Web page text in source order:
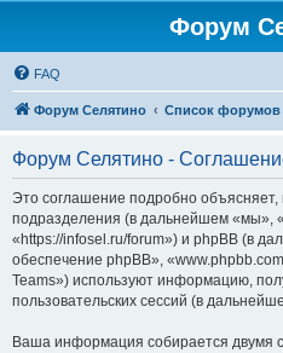
Форум
FAQ
Форум Селятино Список форумов
Форум Селятино -
Это соглашение подробно
подразделения (в дальнейшем «мы»,
«https://infosel.ru/forum») и phpBB (в
обеспечение phpBB»,
Teams») используют информацию,
пользовательских сессий (в
Ваша информация собирается двумя